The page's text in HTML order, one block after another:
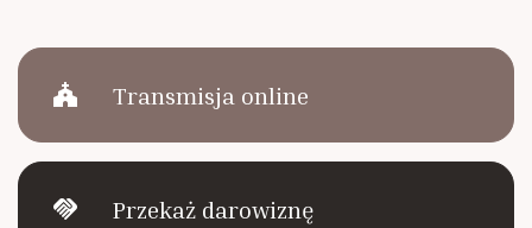
church Transmisja online
handshake Przekaż darowiznę